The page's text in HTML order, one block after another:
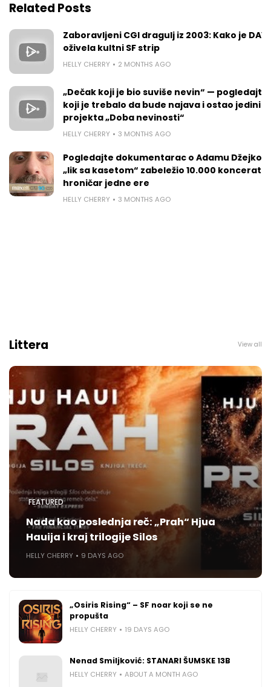
Related Posts
Zaboravljeni CGI dragulj iz 2003: Kako je
oživela kultni SF strip
HELLY CHERRY 2 MONTHS AGO
„Dečak koji je bio suviše nevin“ —
koji je trebalo da bude najava i ostao jedini
projekta „Doba nevinosti“
HELLY CHERRY 3 MONTHS AGO
Pogledajte dokumentarac o Adamu
„lik sa kasetom“ zabeležio 10.000 koncerata
hroničar jedne ere
HELLY CHERRY 3 MONTHS AGO
Littera View all
FEATURED
Nada kao poslednja reč: „Prah“ Hjua
Hauija i kraj trilogije Silos
HELLY CHERRY 9 DAYS AGO
„Osiris Rising“ – SF noar koji se ne
propušta
HELLY CHERRY 19 DAYS AGO
Nenad Smiljković: STANARI ŠUMSKE 13B
HELLY CHERRY ABOUT A MONTH AGO